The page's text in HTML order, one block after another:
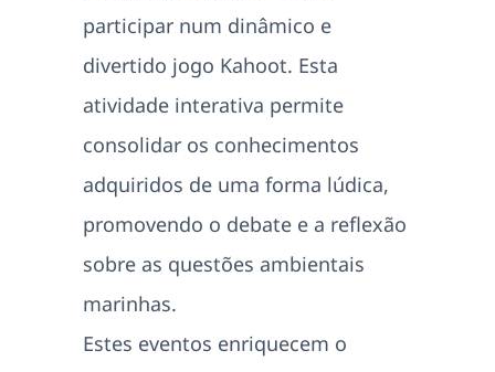
participar num dinâmico e
divertido jogo Kahoot. Esta
atividade interativa permite
consolidar os conhecimentos
adquiridos de uma forma lúdica,
promovendo o debate e a reflexão
sobre as questões ambientais
marinhas.
Estes eventos enriquecem o